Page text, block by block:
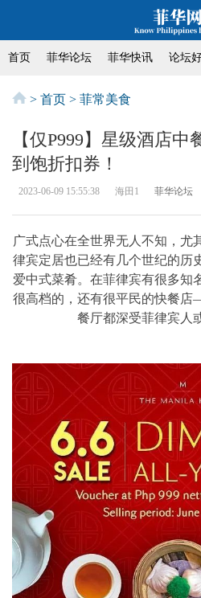
首页 菲华论坛 菲华快讯 论坛
> 首页 > 菲常美食
【仅P999】星级酒店
到饱折扣券！
2023-06-09 15:55:38 海田1 菲华论坛
广式点心在全世界无人不知，尤
律宾定居也已经有几个世纪的历
爱中式菜肴。在菲律宾有很多知
很高档的，还有很平民的快餐
餐厅都深受菲律宾人